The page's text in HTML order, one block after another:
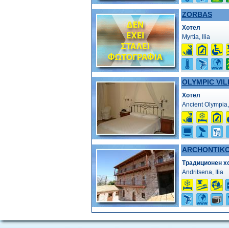
ZORBAS
Хотел
Myrtia, Ilia
OLYMPIC
Хотел
Ancient
Традиционен
Andritsena, Ilia